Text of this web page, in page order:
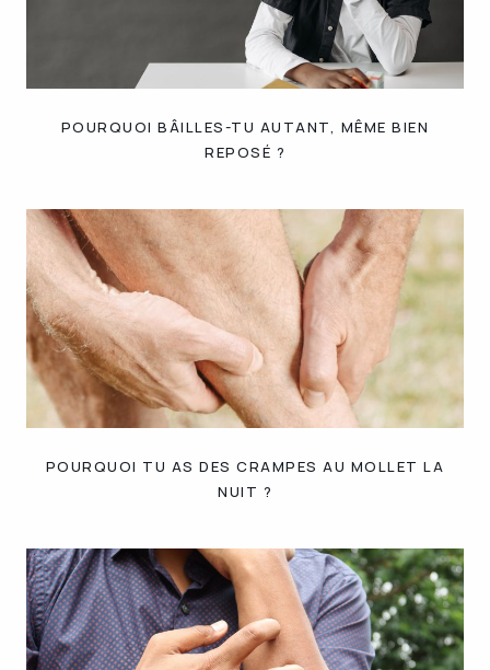
POURQUOI BÂILLES-TU AUTANT, MÊME BIEN
REPOSÉ ?
POURQUOI TU AS DES CRAMPES AU MOLLET LA
NUIT ?